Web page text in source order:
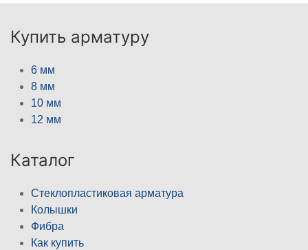
Купить арматуру
6 мм
8 мм
10 мм
12 мм
Каталог
Стеклопластиковая арматура
Колышки
Фибра
Как купить